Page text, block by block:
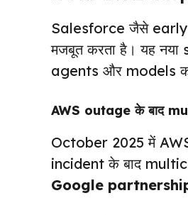
Salesforce जैसे early
मजबूत करता है। यह
agents और models
AWS outage के बाद
October 2025 में
incident के बाद
Google